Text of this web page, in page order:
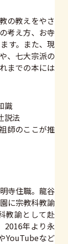
の教えをやさ
考え方、お寺
す。また、現
、七大宗派の
までの本には
識
説法
師のここが推
寺住職。龍谷
に宗教科教諭
教諭として赴
2016年より永
YouTubeなど